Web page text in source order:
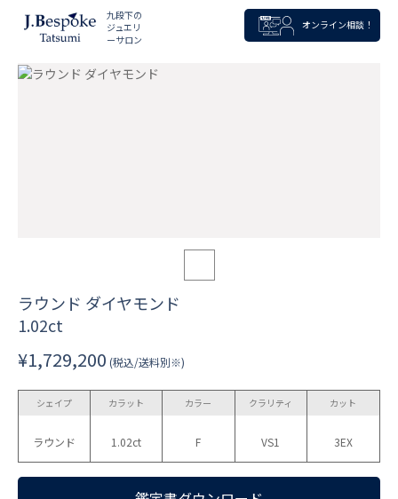
九段下の
ジュエリ
ーサロン
オンライン相談！
ラウンド ダイヤモンド
1.02ct
¥1,729,200 (税込/送料別※)
シェイプ
ラウンド
カラット
1.02ct
カラー
F
クラリティ
VS1
カット
3EX